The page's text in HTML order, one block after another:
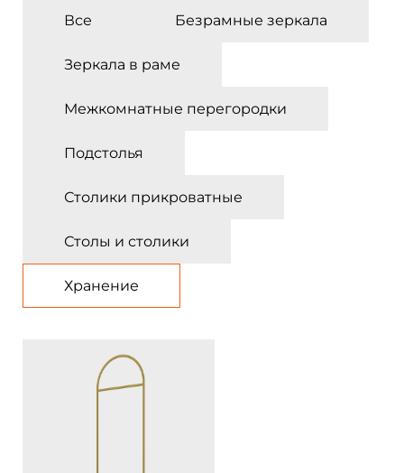
Все Безрамные зеркала
Зеркала в раме
Межкомнатные перегородки
Подстолья
Столики прикроватные
Столы и столики
Хранение